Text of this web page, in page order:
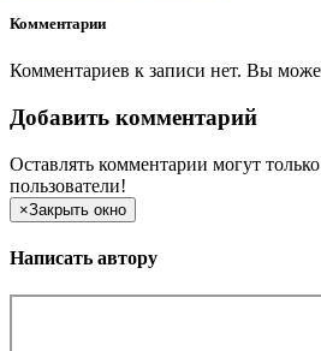
Комментарии
Комментариев к записи нет. Вы
Добавить комментарий
Оставлять комментарии могут
пользователи!
×Закрыть окно
Написать автору